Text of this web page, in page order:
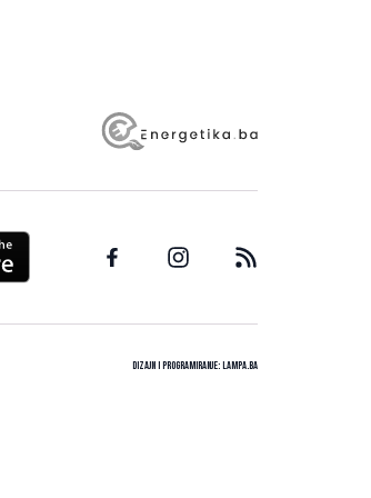
Dizajn i programiranje:Lampa.ba